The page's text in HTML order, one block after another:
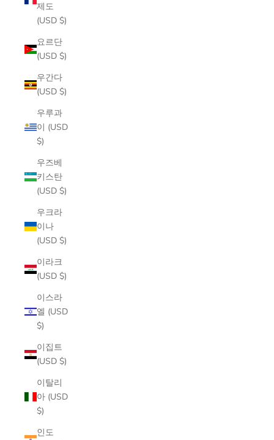
제도
(USD $)
요르단
(USD $)
우간다
(USD $)
우루과
이 (USD
$)
우즈베
키스탄
(USD $)
우크라
이나
(USD $)
이라크
(USD $)
이스라
엘 (USD
$)
이집트
(USD $)
이탈리
아 (USD
$)
인도